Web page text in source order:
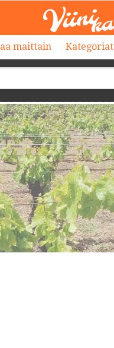
maittain Kategoriat